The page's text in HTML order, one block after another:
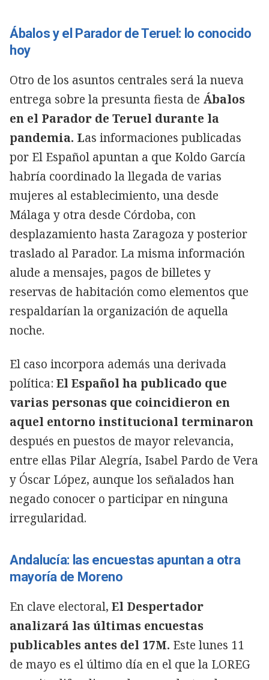
Ábalos y el Parador de Teruel: lo conocido
hoy
Otro de los asuntos centrales será la nueva
entrega sobre la presunta fiesta de Ábalos
en el Parador de Teruel durante la
pandemia. Las informaciones publicadas
por El Español apuntan a que Koldo García
habría coordinado la llegada de varias
mujeres al establecimiento, una desde
Málaga y otra desde Córdoba, con
desplazamiento hasta Zaragoza y posterior
traslado al Parador. La misma información
alude a mensajes, pagos de billetes y
reservas de habitación como elementos que
respaldarían la organización de aquella
noche.
El caso incorpora además una derivada
política: El Español ha publicado que
varias personas que coincidieron en
aquel entorno institucional terminaron
después en puestos de mayor relevancia,
entre ellas Pilar Alegría, Isabel Pardo de Vera
y Óscar López, aunque los señalados han
negado conocer o participar en ninguna
irregularidad.
Andalucía: las encuestas apuntan a otra
mayoría de Moreno
En clave electoral, El Despertador
analizará las últimas encuestas
publicables antes del 17M. Este lunes 11
de mayo es el último día en el que la LOREG